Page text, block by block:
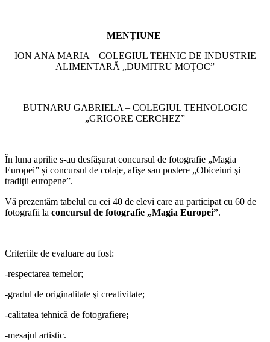
MENȚIUNE
ION ANA MARIA – COLEGIUL TEHNIC DE INDUSTRIE
ALIMENTARĂ „DUMITRU MOȚOC”
BUTNARU GABRIELA – COLEGIUL TEHNOLOGIC
„GRIGORE CERCHEZ”
În luna aprilie s-au desfășurat concursul de fotografie „Magia
Europei” și concursul de colaje, afişe sau postere „Obiceiuri şi
tradiţii europene”.
Vă prezentăm tabelul cu cei 40 de elevi care au participat cu 60 de
fotografii la concursul de fotografie „Magia Europei”.
Criteriile de evaluare au fost:
-respectarea temelor;
-gradul de originalitate şi creativitate;
-calitatea tehnică de fotografiere;
-mesajul artistic.